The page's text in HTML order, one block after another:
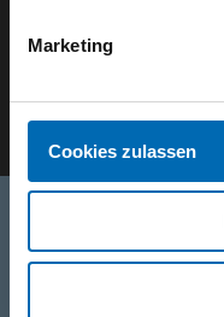
Marketing
Cookies zulassen